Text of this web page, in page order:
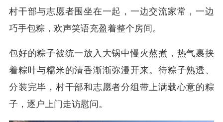
村干部与志愿者围坐在一起，一边交流家常，一边
巧手包粽，欢声笑语充盈着整个房间。
包好的粽子被统一放入大锅中慢火熬煮，热气裹挟
着粽叶与糯米的清香渐渐弥漫开来。待粽子熟透、
分装完毕，村干部和志愿者分组带上满载心意的粽
子，逐户上门走访慰问。